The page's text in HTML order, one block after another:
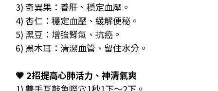
3) 奇異果：養肝、穩定血壓。
4) 杏仁：穩定血壓、緩解便秘。
5) 黑豆：增強腎氣、抗癌。
6) 黑木耳：清潔血管、留住水分。
💗 2招提高心肺活力、神清氣爽